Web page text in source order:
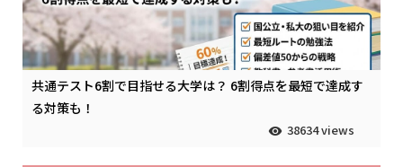
共通テスト6割で目指せる大学は？ 6割得点を最短で達成す
る対策も！
38634 views